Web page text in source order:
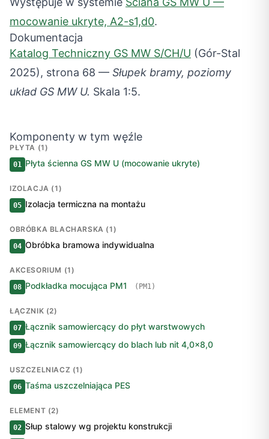
mocowanie ukryte, A2-s1,d0.
Dokumentacja
Katalog Techniczny GS MW S/CH/U (Gór-Stal
2025), strona 68 — Słupek bramy, poziomy
układ GS MW U. Skala 1:5.
Komponenty w tym węźle
PŁYTA (1)
01 Płyta ścienna GS MW U (mocowanie ukryte)
IZOLACJA (1)
05 Izolacja termiczna na montażu
OBRÓBKA BLACHARSKA (1)
04 Obróbka bramowa indywidualna
AKCESORIUM (1)
08 Podkładka mocująca PM1 (PM1)
ŁĄCZNIK (2)
07 Łącznik samowiercący do płyt warstwowych
09 Łącznik samowiercący do blach lub nit 4,0×8,0
USZCZELNIACZ (1)
06 Taśma uszczelniająca PES
ELEMENT (2)
02 Słup stalowy wg projektu konstrukcji